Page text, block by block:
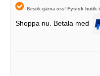
Besök gärna oss! Fysisk butik i
Shoppa nu. Betala med